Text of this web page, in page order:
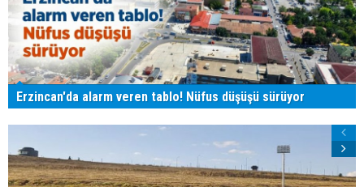
Erzincan'da alarm veren tablo! Nüfus düşüşü sürüyor